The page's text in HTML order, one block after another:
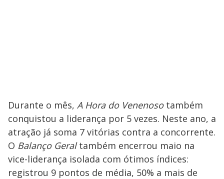
Durante o mês, A Hora do Venenosotambém
conquistou a liderança por 5 vezes. Neste ano, a
atração já soma 7 vitórias contra a concorrente.
O Balanço Geraltambém encerrou maio na
vice-liderança isolada com ótimos índices:
registrou 9 pontos de média, 50% a mais de